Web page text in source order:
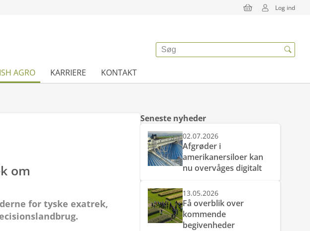
Log ind
AGRO KARRIERE KONTAKT
om
for tyske exatrek,
Seneste nyheder
02.07.2026
Afgrøder i
amerikanersiloer kan
nu overvåges digitalt
13.05.2026
Få overblik over
kommende
begivenheder